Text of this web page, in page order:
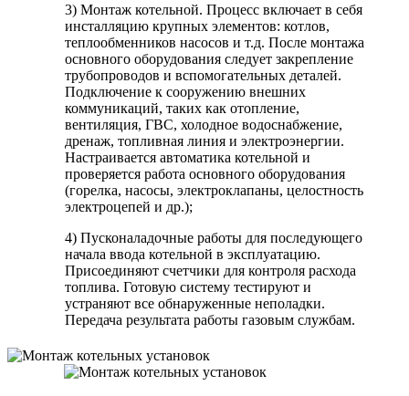
3) Монтаж котельной. Процесс включает в себя
инсталляцию крупных элементов: котлов,
теплообменников насосов и т.д. После монтажа
основного оборудования следует закрепление
трубопроводов и вспомогательных деталей.
Подключение к сооружению внешних
коммуникаций, таких как отопление,
вентиляция, ГВС, холодное водоснабжение,
дренаж, топливная линия и электроэнергии.
Настраивается автоматика котельной и
проверяется работа основного оборудования
(горелка, насосы, электроклапаны, целостность
электроцепей и др.);
4) Пусконаладочные работы для последующего
начала ввода котельной в эксплуатацию.
Присоединяют счетчики для контроля расхода
топлива. Готовую систему тестируют и
устраняют все обнаруженные неполадки.
Передача результата работы газовым службам.